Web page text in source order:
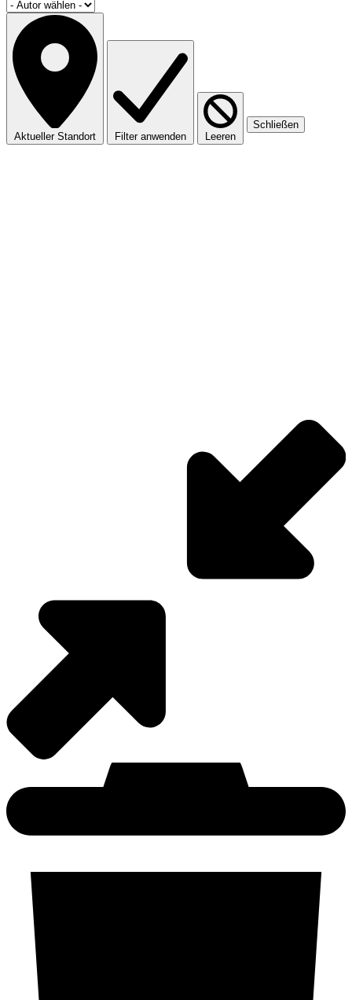
Aktueller Standort Filter anwenden Leeren
Schließen